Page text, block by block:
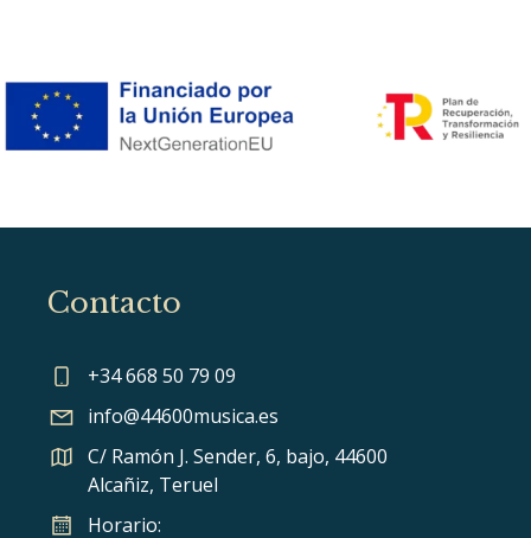
Contacto
+34 668 50 79 09
info@44600musica.es
C/ Ramón J. Sender, 6, bajo, 44600
Alcañiz, Teruel
Horario: